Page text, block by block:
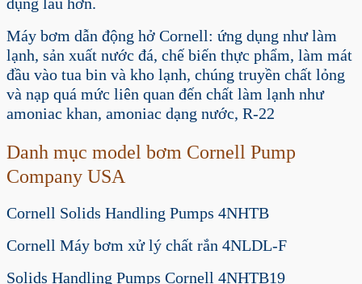
Máy bơm dẫn động hở Cornell: ứng dụng như làm
lạnh, sản xuất nước đá, chế biến thực phẩm, làm mát
đầu vào tua bin và kho lạnh, chúng truyền chất lỏng
và nạp quá mức liên quan đến chất làm lạnh như
amoniac khan, amoniac dạng nước, R-22
Danh mục model bơm Cornell Pump
Company USA
Cornell Solids Handling Pumps 4NHTB
Cornell Máy bơm xử lý chất rắn 4NLDL-F
Solids Handling Pumps Cornell 4NHTB19